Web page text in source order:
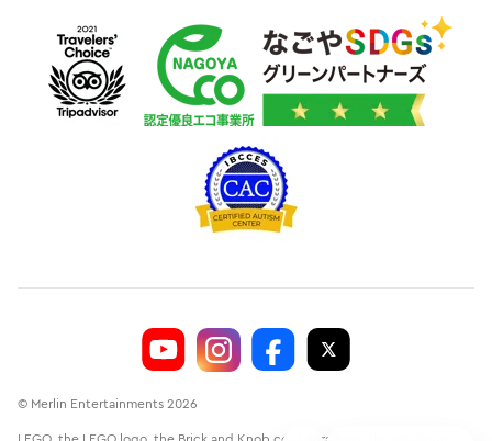
© Merlin Entertainments 2026